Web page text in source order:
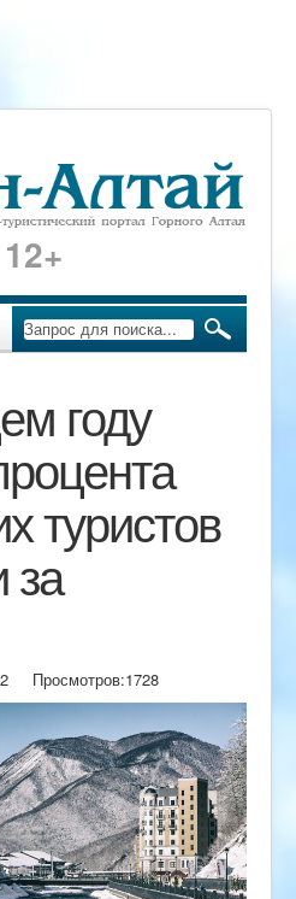
12+
году
туристов
за
Просмотров:1728